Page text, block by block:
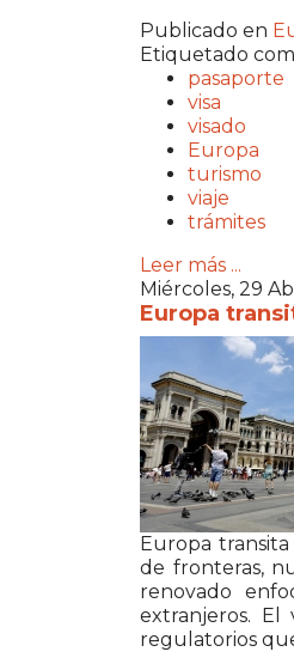
Publicado en
Etiquetado
pasaporte
visa
visado
Europa
turismo
viaje
trámites
Leer más ...
Miércoles, 29
Europa
Europa
de fronteras,
renovado
extranjeros.
regulatorios